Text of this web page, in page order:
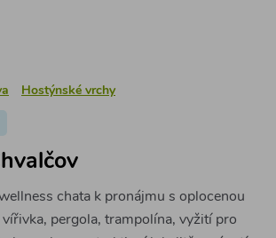
Hostýnské vrchy
chata k pronájmu s oplocenou
vířivka, pergola, trampolína, vyžití pro